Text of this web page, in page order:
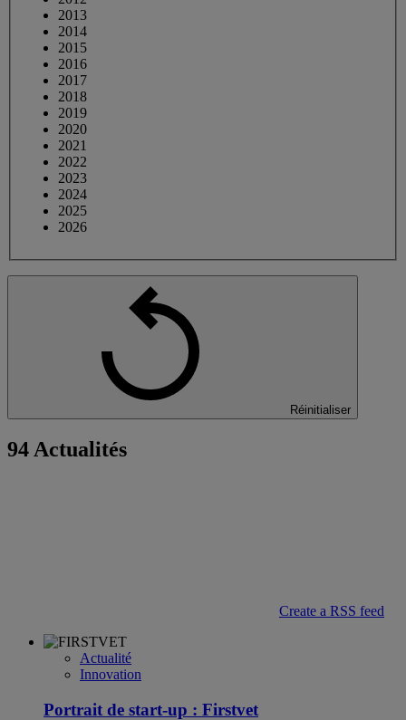
2013
2014
2015
2016
2017
2018
2019
2020
2021
2022
2023
2024
2025
2026
Réinitialiser
94 Actualités
Create a RSS feed
Actualité
Innovation
Portrait de start-up : Firstvet